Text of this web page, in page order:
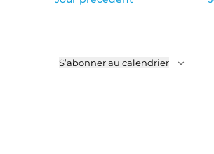
S’abonner au calendrier